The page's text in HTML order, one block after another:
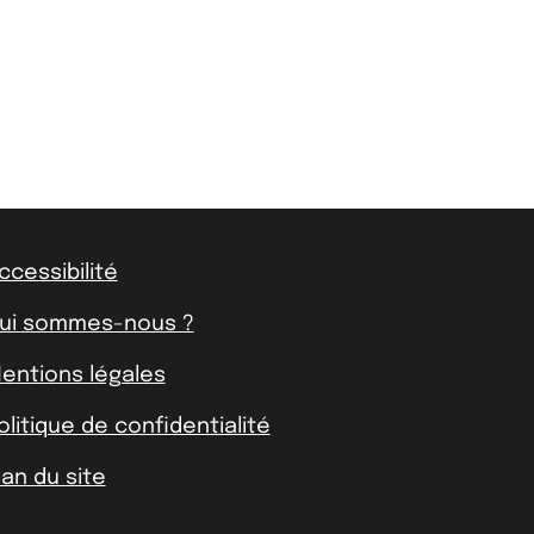
sommes-nous ?
légales
de confidentialité
du site